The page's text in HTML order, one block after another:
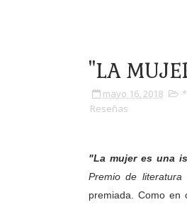
"LA
mayo 16, 2018
Reseñas
"La mujer es una
Premio de
premiada. Como